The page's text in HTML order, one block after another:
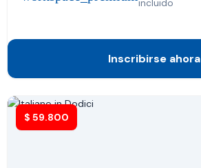
incluido
Inscribirse ahora
$ 59.800